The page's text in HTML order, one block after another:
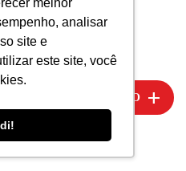
melhor
analisar
site e
este site, você
MAIS FILTRO add